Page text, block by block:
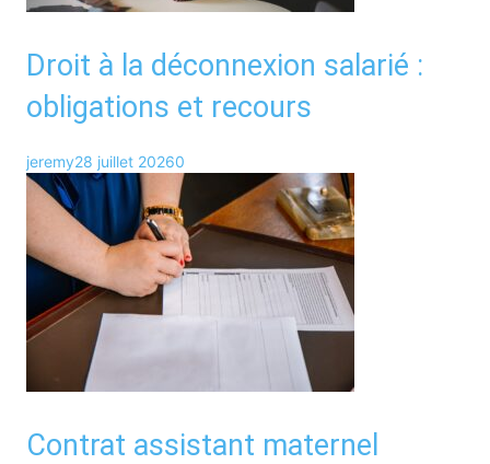
Droit à la déconnexion salarié :
obligations et recours
jeremy28 juillet 20260
Contrat assistant maternel